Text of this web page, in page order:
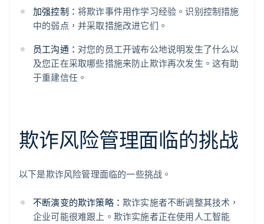
加强控制： 将欺诈事件用作学习经验。识别控制措施
中的弱点，并采取措施改进它们。
员工沟通： 对您的员工开诚布公地说明发生了什么以
及您正在采取哪些措施来防止欺诈再次发生。这有助
于重建信任。
欺诈风险管理面临的挑战
以下是欺诈风险管理面临的一些挑战。
不断演变的欺诈策略： 欺诈实施者不断调整其技术，
企业可能很难跟上。欺诈实施者正在使用人工智能